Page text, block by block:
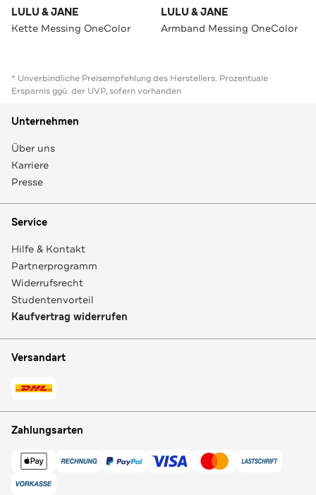
LULU & JANE
Kette Messing OneColor
LULU & JANE
Armband Messing OneColor
* Unverbindliche Preisempfehlung des Herstellers. Prozentuale
Ersparnis ggü. der UVP, sofern vorhanden
Unternehmen
Über uns
Karriere
Presse
Service
Hilfe & Kontakt
Partnerprogramm
Widerrufsrecht
Studentenvorteil
Kaufvertrag widerrufen
Versandart
Zahlungsarten